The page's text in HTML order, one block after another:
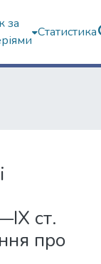
за
Статистика
ст.
про